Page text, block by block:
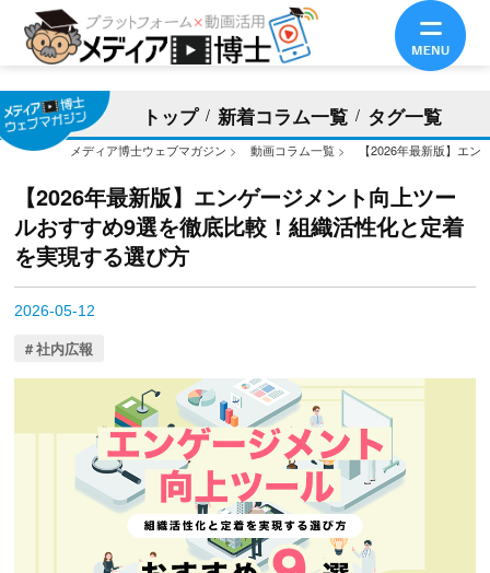
トップ 新着コラム一覧 タグ一覧
メディア博士ウェブマガジン > 動画コラム一覧 > 【2026年最新版】エ
【2026年最新版】エンゲージメント向上ツー
ルおすすめ9選を徹底比較！組織活性化と定着
を実現する選び方
2026-05-12
社内広報